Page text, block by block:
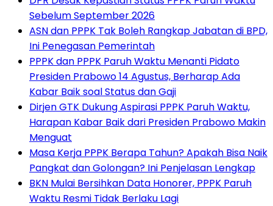
Sebelum September 2026
ASN dan PPPK Tak Boleh Rangkap Jabatan di BPD,
Ini Penegasan Pemerintah
PPPK dan PPPK Paruh Waktu Menanti Pidato
Presiden Prabowo 14 Agustus, Berharap Ada
Kabar Baik soal Status dan Gaji
Dirjen GTK Dukung Aspirasi PPPK Paruh Waktu,
Harapan Kabar Baik dari Presiden Prabowo Makin
Menguat
Masa Kerja PPPK Berapa Tahun? Apakah Bisa Naik
Pangkat dan Golongan? Ini Penjelasan Lengkap
BKN Mulai Bersihkan Data Honorer, PPPK Paruh
Waktu Resmi Tidak Berlaku Lagi